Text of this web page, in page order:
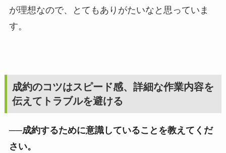
が理想なので、とてもありがたいなと思っていま
す。
成約のコツはスピード感、詳細な作業内容を
伝えてトラブルを避ける
──成約するために意識していることを教えてくだ
さい。